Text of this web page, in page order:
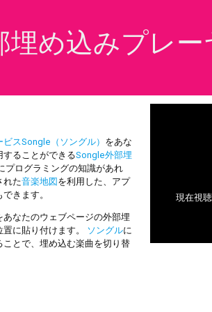
埋め込みプレー
スSongle（ソングル） をあな
することができるSongle外部埋
プログラミングの知識があれ
れた音楽地図を利用した、アプ
きます。
なたのウェブページの外部埋
に貼り付けます。
ソングルに
ことで、埋め込む楽曲を切り替